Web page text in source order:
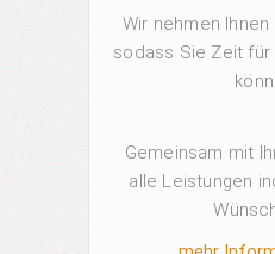
Wir nehmen
sodass Sie Zeit für
Gemeinsam mit
alle Leistungen